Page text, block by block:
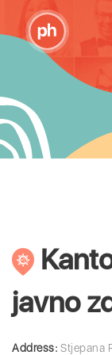
javno
Address: Stjepana